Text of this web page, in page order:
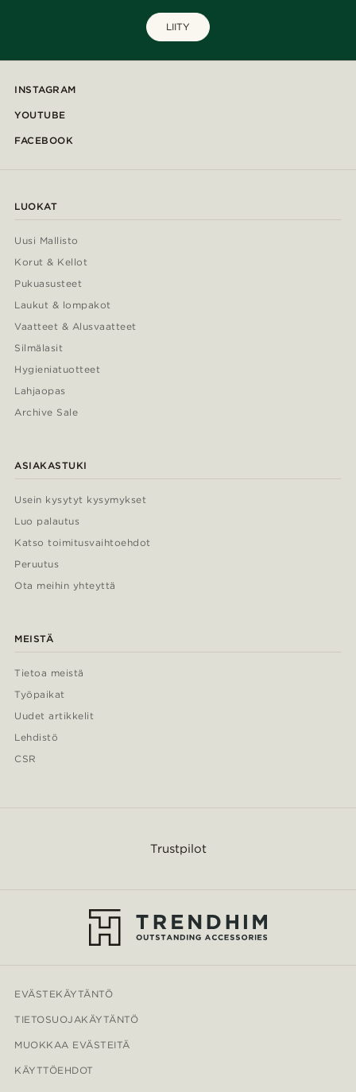
LIITY
INSTAGRAM
YOUTUBE
FACEBOOK
LUOKAT
Uusi Mallisto
Korut & Kellot
Pukuasusteet
Laukut & lompakot
Vaatteet & Alusvaatteet
Silmälasit
Hygieniatuotteet
Lahjaopas
Archive Sale
ASIAKASTUKI
Usein kysytyt kysymykset
Luo palautus
Katso toimitusvaihtoehdot
Peruutus
Ota meihin yhteyttä
MEISTÄ
Tietoa meistä
Työpaikat
Uudet artikkelit
Lehdistö
CSR
Trustpilot
EVÄSTEKÄYTÄNTÖ
TIETOSUOJAKÄYTÄNTÖ
MUOKKAA EVÄSTEITÄ
KÄYTTÖEHDOT